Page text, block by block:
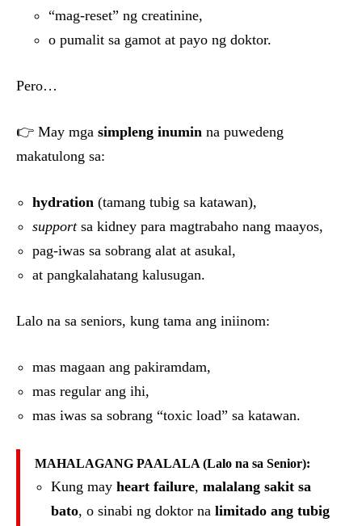
“mag-reset” ng creatinine,
o pumalit sa gamot at payo ng doktor.
Pero…
👉 May mga simpleng inumin na puwedeng
makatulong sa:
hydration (tamang tubig sa katawan),
supportsa kidney para magtrabaho nang maayos,
pag-iwas sa sobrang alat at asukal,
at pangkalahatang kalusugan.
Lalo na sa seniors, kung tama ang iniinom:
mas magaan ang pakiramdam,
mas regular ang ihi,
mas iwas sa sobrang “toxic load” sa katawan.
MAHALAGANG PAALALA (Lalo na sa Senior):
Kung may heart failure, malalang sakit sa
bato, o sinabi ng doktor na limitado ang tubig